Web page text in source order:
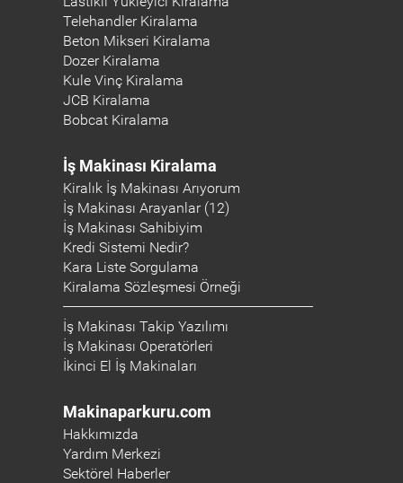
Telehandler Kiralama
Beton Mikseri Kiralama
Dozer Kiralama
Kule Vinç Kiralama
JCB Kiralama
Bobcat Kiralama
İş Makinası Kiralama
Kiralık İş Makinası Arıyorum
İş Makinası Arayanlar (12)
İş Makinası Sahibiyim
Kredi Sistemi Nedir?
Kara Liste Sorgulama
Kiralama Sözleşmesi Örneği
İş Makinası Takip Yazılımı
İş Makinası Operatörleri
İkinci El İş Makinaları
Makinaparkuru.com
Hakkımızda
Yardım Merkezi
Sektörel Haberler